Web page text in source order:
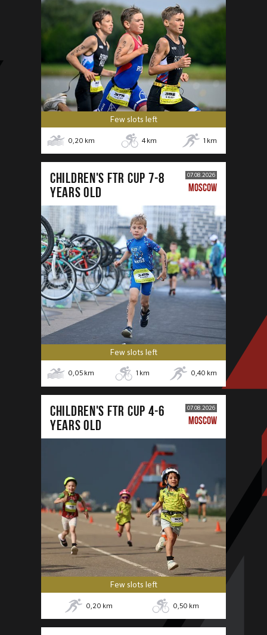
Few slots left
0,20 km 4km 1 km
CHILDREN'S FTR CUP 7-8
years old
07.08.2026
MOSCOW
Few slots left
0,05 km 1 km 0,40 km
CHILDREN'S FTR CUP 4-6
years old
07.08.2026
MOSCOW
Few slots left
0,20 km 0,50 km